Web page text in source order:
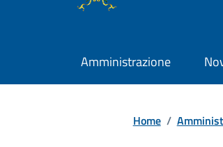
Amministrazione
Home /